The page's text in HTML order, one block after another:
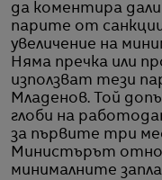
да коментира
парите от
увеличение на
Няма пречка или
използват тези
Младенов. Той
глоби на
за първите три
Министърът
минималните